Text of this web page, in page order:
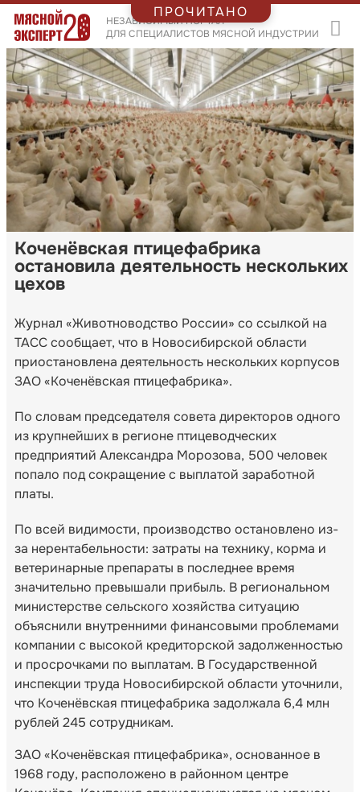
НЕЗАВИСИМЫЙ ПОРТАЛ
ДЛЯ СПЕЦИАЛИСТОВ МЯСНОЙ ИНДУСТРИИ
Коченёвская птицефабрика
остановила деятельность нескольких
цехов
Журнал «Животноводство России» со ссылкой на
ТАСС сообщает, что в Новосибирской области
приостановлена деятельность нескольких корпусов
ЗАО «Коченёвская птицефабрика».
По словам председателя совета директоров одного
из крупнейших в регионе птицеводческих
предприятий Александра Морозова, 500 человек
попало под сокращение с выплатой заработной
платы.
По всей видимости, производство остановлено из-
за нерентабельности: затраты на технику, корма и
ветеринарные препараты в последнее время
значительно превышали прибыль. В региональном
министерстве сельского хозяйства ситуацию
объяснили внутренними финансовыми проблемами
компании с высокой кредиторской задолженностью
и просрочками по выплатам. В Государственной
инспекции труда Новосибирской области уточнили,
что Коченёвская птицефабрика задолжала 6,4 млн
рублей 245 сотрудникам.
ЗАО «Коченёвская птицефабрика», основанное в
1968 году, расположено в районном центре
ПРОЧИТАНО